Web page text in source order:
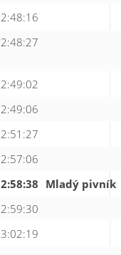
2:48:16
2:48:27
2:49:02
2:49:06
2:51:27
2:57:06
2:58:38 Mladý pivník
2:59:30
3:02:19